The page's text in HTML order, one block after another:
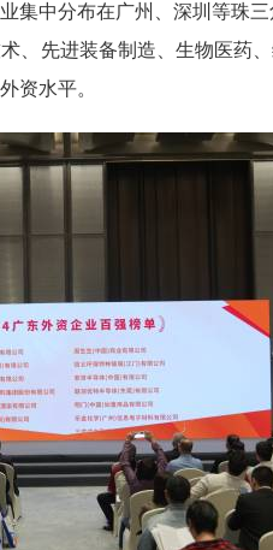
集中分布在广州、深圳等珠
、先进装备制造、生物医药
资水平。